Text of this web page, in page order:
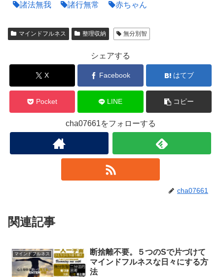
諸法無我
諸行無常 赤ちゃん
マインドフルネス 整理収納 無分別智
シェアする
X Facebook はてブ
Pocket LINE コピー
cha07661をフォローする
cha07661
関連記事
マインドフルネス
断捨離不要。５つのSで片づけて
マインドフルネスな日々にする方
法